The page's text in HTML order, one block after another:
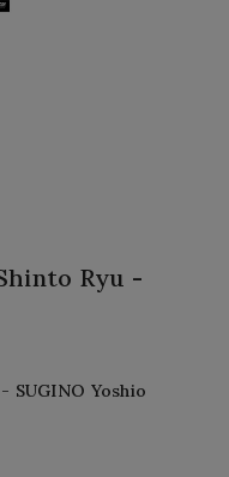
Ryu -
SUGINO Yoshio